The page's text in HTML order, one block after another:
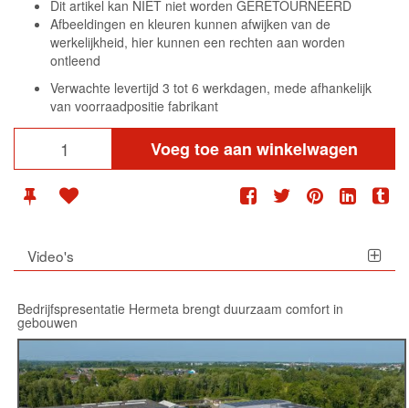
Dit artikel kan NIET niet worden GERETOURNEERD
Afbeeldingen en kleuren kunnen afwijken van de
werkelijkheid, hier kunnen een rechten aan worden
ontleend
Verwachte levertijd 3 tot 6 werkdagen, mede afhankelijk
van voorraadpositie fabrikant
Voeg toe aan winkelwagen
Video's
Bedrijfspresentatie Hermeta brengt duurzaam comfort in
gebouwen